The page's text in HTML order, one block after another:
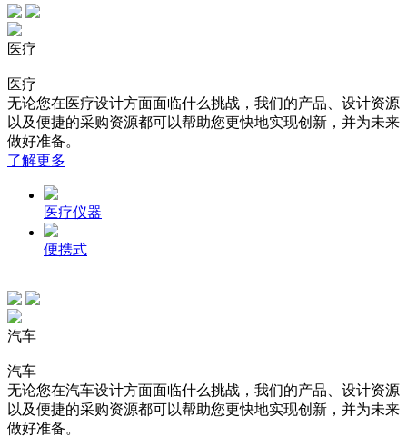
医疗
医疗
无论您在医疗设计方面面临什么挑战，我们的产品、设计资源
以及便捷的采购资源都可以帮助您更快地实现创新，并为未来
做好准备。
了解更多
医疗仪器
便携式
汽车
汽车
无论您在汽车设计方面面临什么挑战，我们的产品、设计资源
以及便捷的采购资源都可以帮助您更快地实现创新，并为未来
做好准备。